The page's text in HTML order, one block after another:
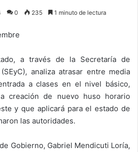
0 235 1 minuto de lectura
a través de la Secretaría de
analiza atrasar entre media
a clases en el nivel básico,
creación de nuevo huso horario
y que aplicará para el estado de
las autoridades.
Gobierno, Gabriel Mendicuti Loría,